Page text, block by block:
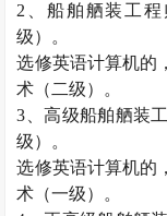
2 、船舶舾装工
级）。
选修英语计算机的
术（二级）。
3 、高级船舶舾装
级）。
选修英语计算机的
术（一级）。